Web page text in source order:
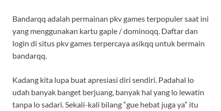
Bandarqq adalah permainan pkv games terpopuler saat ini
yang menggunakan kartu gaple / dominoqq. Daftar dan
login di situs pkv games terpercaya asikqq untuk bermain
bandarqq.
Kadang kita lupa buat apresiasi diri sendiri. Padahal lo
udah banyak banget berjuang, banyak hal yang lo lewatin
tanpa lo sadari. Sekali-kali bilang “gue hebat juga ya” itu